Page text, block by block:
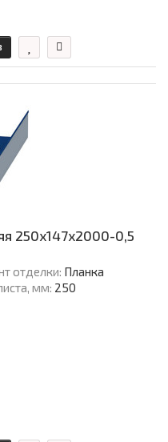
250х147х2000-0,5
отделки: Планка
мм: 250